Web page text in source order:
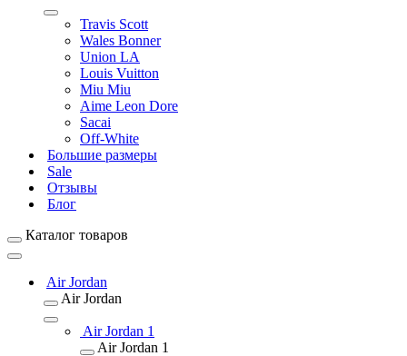
Travis Scott
Wales Bonner
Union LA
Louis Vuitton
Miu Miu
Aime Leon Dore
Sacai
Off-White
Большие размеры
Sale
Отзывы
Блог
Каталог товаров
Air Jordan
Air Jordan
Air Jordan 1
Air Jordan 1